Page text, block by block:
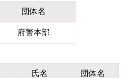
団体名
府警本部
氏名 団体名